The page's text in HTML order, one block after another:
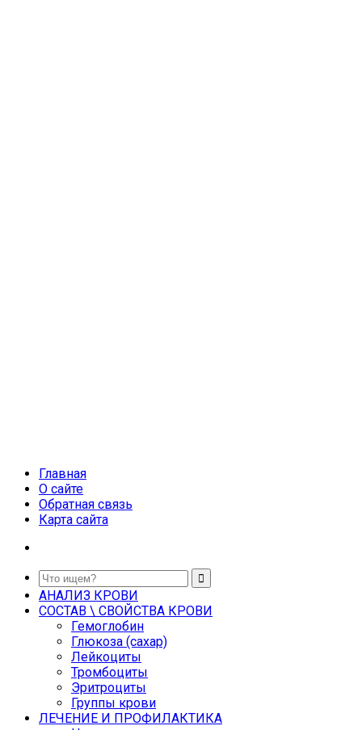
Главная
О сайте
Обратная связь
Карта сайта
АНАЛИЗ КРОВИ
СОСТАВ \ СВОЙСТВА КРОВИ
Гемоглобин
Глюкоза (сахар)
Лейкоциты
Тромбоциты
Эритроциты
Группы крови
ЛЕЧЕНИЕ И ПРОФИЛАКТИКА